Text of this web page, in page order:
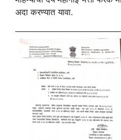
अदा करण्यात यावा.